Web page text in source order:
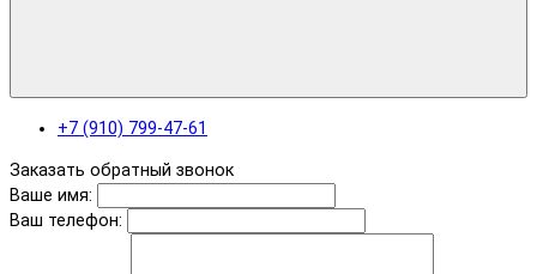
+7 (910) 799-47-61
Заказать обратный звонок
Ваше имя:
Ваш телефон: